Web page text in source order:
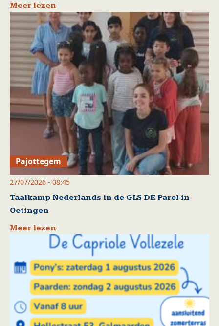
Meer lezen
Pajottegem
27/07/2026 - 08:45
Taalkamp Nederlands in de GLS DE Parel in
Oetingen
Meer lezen